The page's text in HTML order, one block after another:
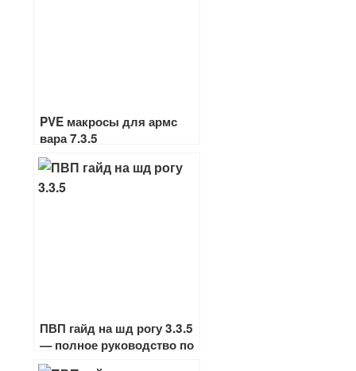
PVE макросы для армс
вара 7.3.5
ПВП гайд на шд рогу 3.3.5
— полное руководство по
игре разбойником